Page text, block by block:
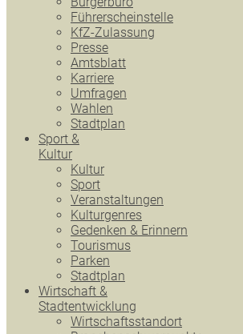
Führerscheinstelle
KfZ-Zulassung
Presse
Amtsblatt
Karriere
Umfragen
Wahlen
Stadtplan
Sport &
Kultur
Kultur
Sport
Veranstaltungen
Kulturgenres
Gedenken & Erinnern
Tourismus
Parken
Stadtplan
Wirtschaft &
Stadtentwicklung
Wirtschaftsstandort